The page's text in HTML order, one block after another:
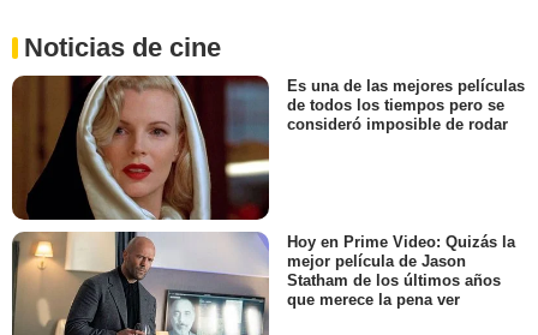
Noticias de cine
Es una de las mejores películas
de todos los tiempos pero se
consideró imposible de rodar
Hoy en Prime Video: Quizás la
mejor película de Jason
Statham de los últimos años
que merece la pena ver